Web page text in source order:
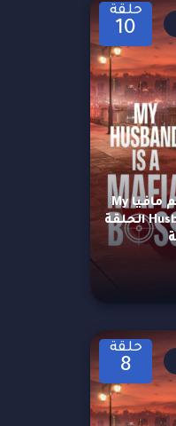
حلقة
10
مسلسل زوجي زعيم مافيا My
Husband is a Mafia Boss الحلقة
حلقة
8